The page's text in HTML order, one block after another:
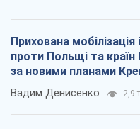
Прихована мобілізація
проти Польщі та країн
за новими планами
Вадим Денисенко 2,9